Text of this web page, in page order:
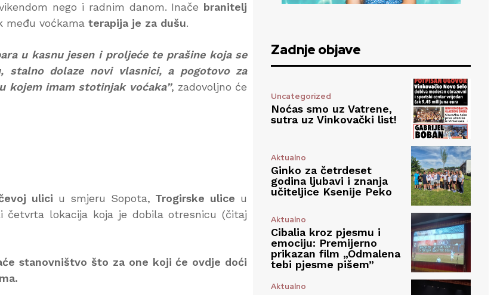
nego i radnim danom. Inače branitelj
među voćkama terapija je za dušu.
u kasnu jesen i proljeće te prašine koja se
stalno dolaze novi vlasnici, a pogotovo za
kojem imam stotinjak voćaka”, zadovoljno će
ulici u smjeru Sopota, Trogirske ulice u
četvrta lokacija koja je dobila otresnicu (čitaj
stanovništvo što za one koji će ovdje doći
Zadnje objave
Uncategorized
Noćas smo uz Vatrene,
sutra uz Vinkovački list!
Aktualno
Ginko za četrdeset
godina ljubavi i znanja
učiteljice Ksenije Peko
Aktualno
Cibalia kroz pjesmu i
emociju: Premijerno
prikazan film „Odmalena
tebi pjesme pišem”
Aktualno